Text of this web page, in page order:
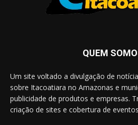
QUEM
Um site voltado a divulgação de
sobre Itacoatiara no Amazonas e
publicidade de produtos e empresas.
criação de sites e cobertura de